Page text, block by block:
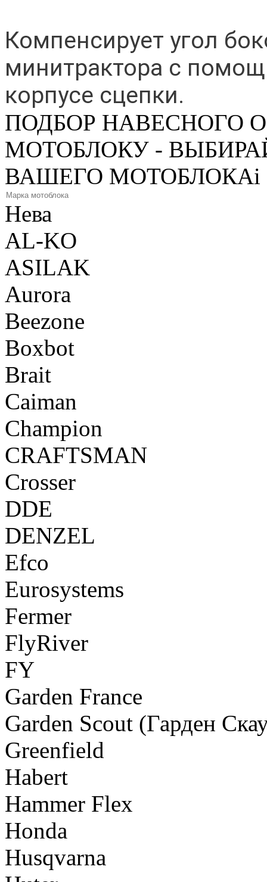
Компенсирует угол
минитрактора с
корпусе сцепки.
ПОДБОР НАВЕСНОГО
МОТОБЛОКУ -
ВАШЕГО МОТОБЛОКАi
Нева
AL-KO
ASILAK
Aurora
Beezone
Boxbot
Brait
Caiman
Champion
CRAFTSMAN
Crosser
DDE
DENZEL
Efco
Eurosystems
Fermer
FlyRiver
FY
Garden France
Garden Scout (Гарден
Greenfield
Habert
Hammer Flex
Honda
Husqvarna